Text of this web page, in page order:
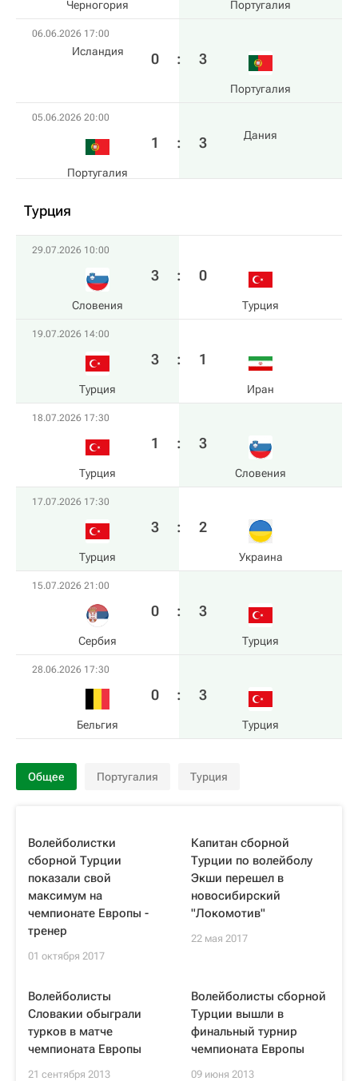
Черногория Португалия
06.06.2026 17:00
Исландия 0 : 3
Португалия
05.06.2026 20:00
Португалия
1 : 3 Дания
Турция
29.07.2026 10:00
Словения
3 : 0
Турция
19.07.2026 14:00
Турция
3 : 1
Иран
18.07.2026 17:30
Турция
1 : 3
Словения
17.07.2026 17:30
Турция
3 : 2
Украина
15.07.2026 21:00
Сербия
0 : 3
Турция
28.06.2026 17:30
Бельгия
0 : 3
Турция
Общее Португалия Турция
Волейболистки
сборной Турции
показали свой
максимум на
чемпионате Европы -
тренер
01 октября 2017
Капитан сборной
Турции по волейболу
Экши перешел в
новосибирский
"Локомотив"
22 мая 2017
Волейболисты
Словакии обыграли
турков в матче
чемпионата Европы
21 сентября 2013
Волейболисты сборной
Турции вышли в
финальный турнир
чемпионата Европы
09 июня 2013